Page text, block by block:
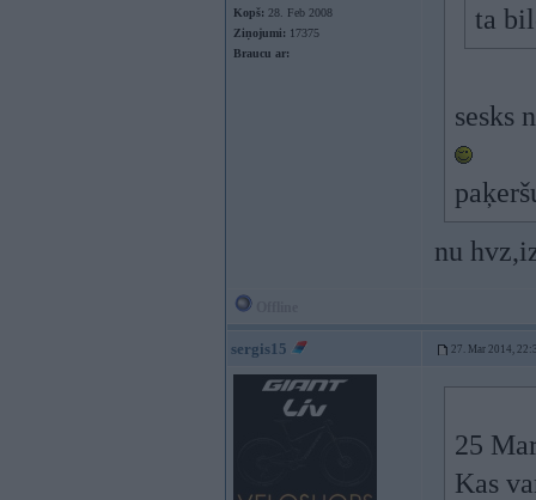
Kopš: 28. Feb 2008
Ziņojumi: 17375
Braucu ar:
ta
sesks
nu
sergis15 27. Mar 2014,
25
Kas